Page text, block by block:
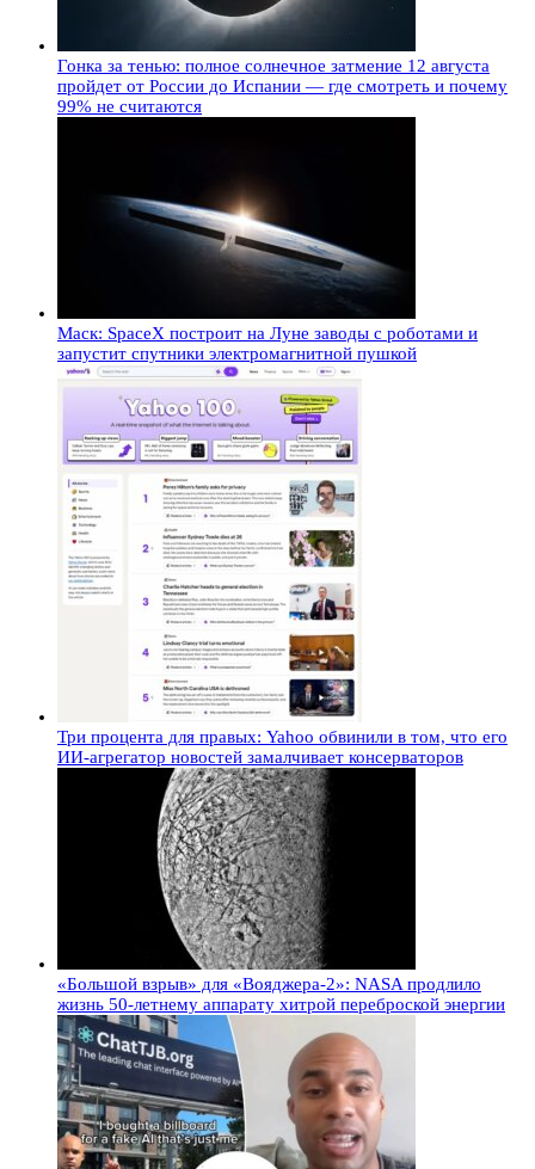
Гонка за тенью: полное солнечное затмение 12 августа
пройдет от России до Испании — где смотреть и почему
99% не считаются
Маск: SpaceX построит на Луне заводы с роботами и
запустит спутники электромагнитной пушкой
Три процента для правых: Yahoo обвинили в том, что его
ИИ-агрегатор новостей замалчивает консерваторов
«Большой взрыв» для «Вояджера-2»: NASA продлило
жизнь 50-летнему аппарату хитрой переброской энергии